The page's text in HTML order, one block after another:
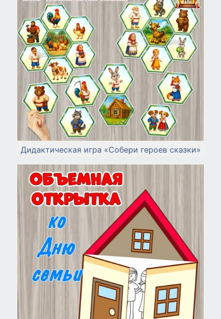
Дидактическая игра «Собери героев сказки»